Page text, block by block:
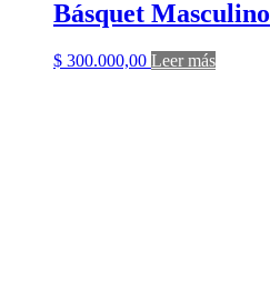
Básquet Masculino
$ 300.000,00 Leer más